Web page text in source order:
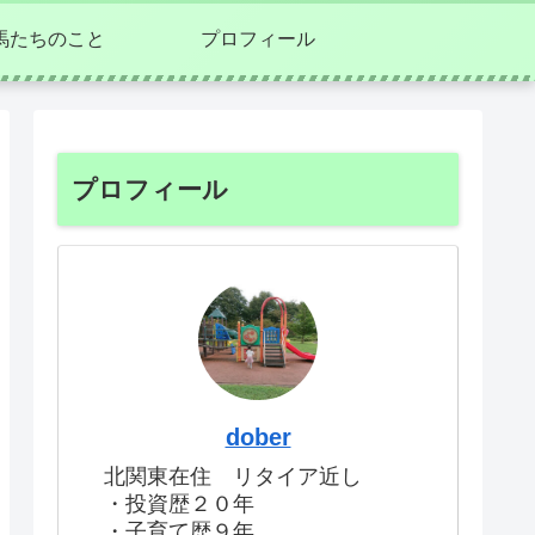
たちのこと プロフィール
プロフィール
dober
北関東在住 リタイア近し
・投資歴２０年